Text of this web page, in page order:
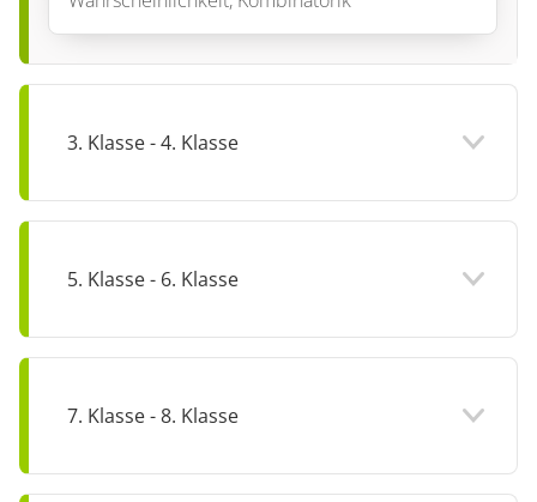
3. Klasse - 4. Klasse
5. Klasse - 6. Klasse
7. Klasse - 8. Klasse